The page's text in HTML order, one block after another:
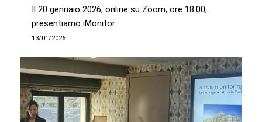
Il 20 gennaio 2026, online su Zoom, ore 18.00,
presentiamo iMonitor…
13/01/2026